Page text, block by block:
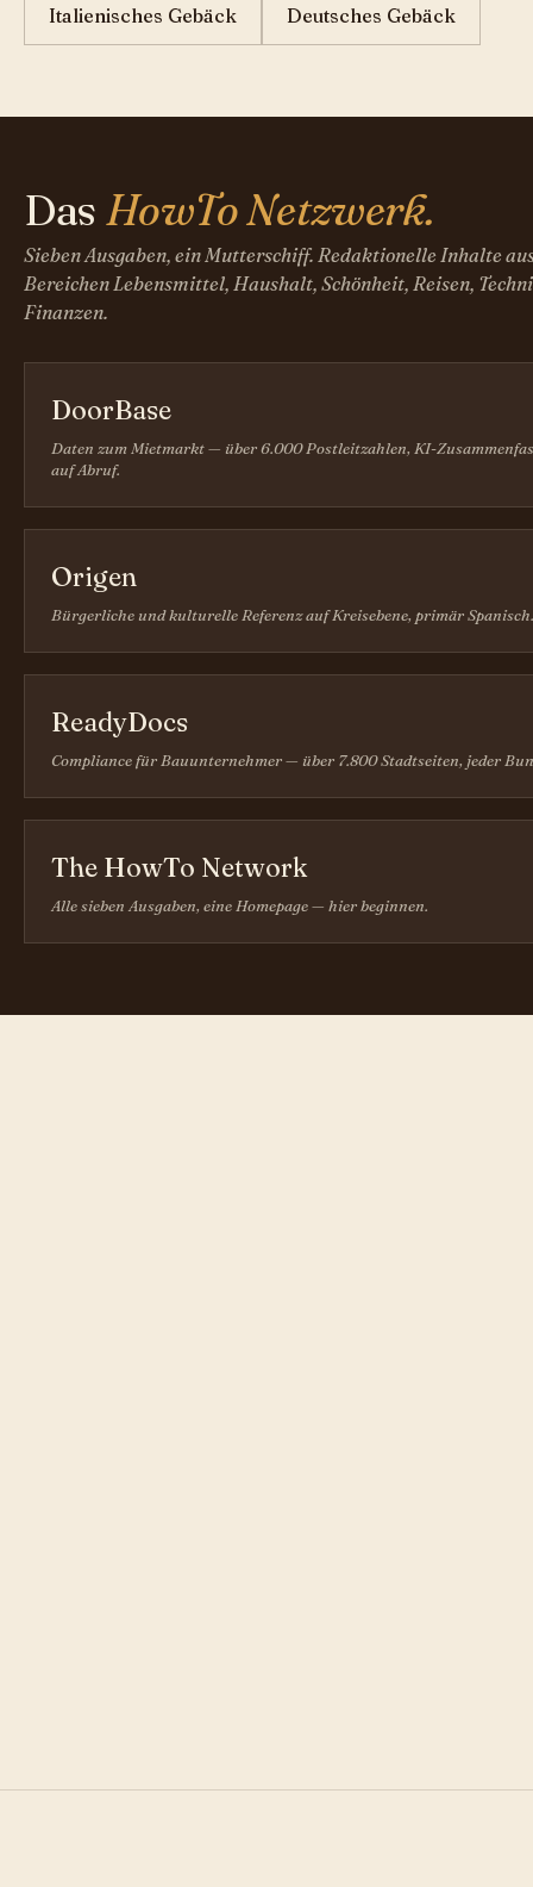
Italienisches Gebäck Deutsches Gebäck
Das HowTo Netzwerk.
Sieben Ausgaben, ein Mutterschiff. Redaktionelle Inhalte
Bereichen Lebensmittel, Haushalt, Schönheit, Reisen,
Finanzen.
DoorBase
Daten zum Mietmarkt — über 6.000 Postleitzahlen, KI-
auf Abruf.
Origen
Bürgerliche und kulturelle Referenz auf Kreisebene, primär Spanisch.
ReadyDocs
Compliance für Bauunternehmer — über 7.800 Stadtseiten, jeder
The HowTo Network
Alle sieben Ausgaben, eine Homepage — hier beginnen.